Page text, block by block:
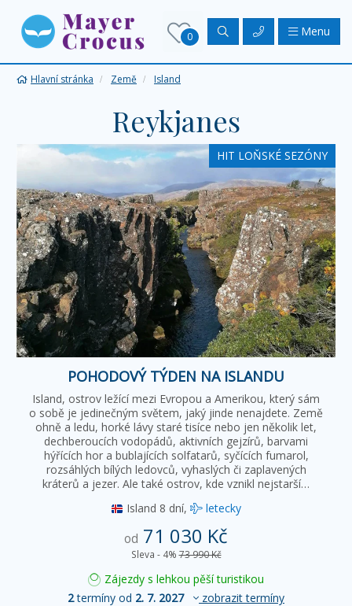
0 Menu
Hlavní stránka Země Island
Reykjanes
HIT LOŇSKÉ SEZÓNY
POHODOVÝ TÝDEN NA ISLANDU
Island, ostrov ležící mezi Evropou a Amerikou, který sám
o sobě je jedinečným světem, jaký jinde nenajdete. Země
ohně a ledu, horké lávy staré tisíce nebo jen několik let,
dechberoucích vodopádů, aktivních gejzírů, barvami
hýřících hor a bublajících solfatarů, syčících fumarol,
rozsáhlých bílých ledovců, vyhaslých či zaplavených
kráterů a jezer. Ale také ostrov, kde vznikl nejstarší…
Island 8 dní, letecky
od 71 030 Kč
Sleva - 4% 73 990 Kč
Zájezdy s lehkou pěší turistikou
2termíny od 2. 7. 2027 zobrazit termíny